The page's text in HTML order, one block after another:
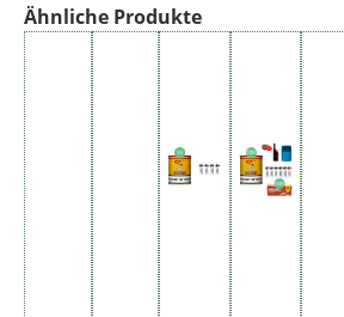
Produktgalerie überspringen
Ähnliche Produkte